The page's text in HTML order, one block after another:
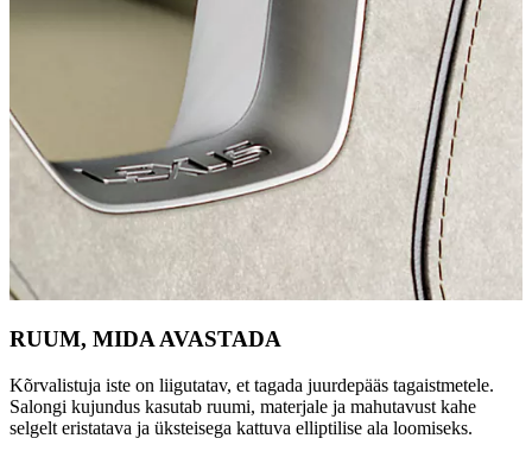
RUUM, MIDA AVASTADA
Kõrvalistuja iste on liigutatav, et tagada juurdepääs tagaistmetele.
Salongi kujundus kasutab ruumi, materjale ja mahutavust kahe
selgelt eristatava ja üksteisega kattuva elliptilise ala loomiseks.